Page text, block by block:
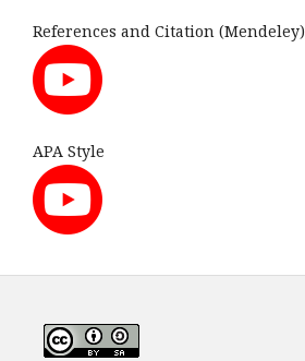
References and Citation (Mendeley)
APA Style